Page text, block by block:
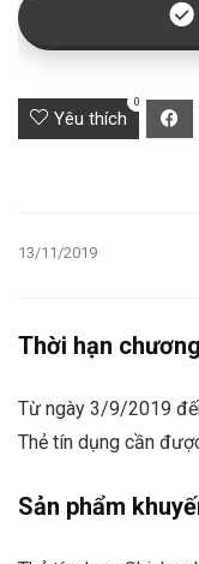
Yêu thích
0
13/11/2019
Thời hạn
Từ ngày 3/9/2019
Thẻ tín dụng cần
Sản phẩm